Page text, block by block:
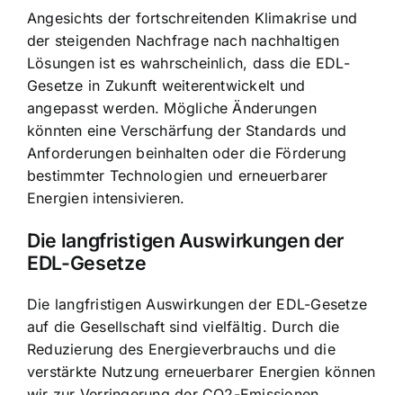
Angesichts der fortschreitenden Klimakrise und
der steigenden Nachfrage nach nachhaltigen
Lösungen ist es wahrscheinlich, dass die EDL-
Gesetze in Zukunft weiterentwickelt und
angepasst werden. Mögliche Änderungen
könnten eine Verschärfung der Standards und
Anforderungen beinhalten oder die Förderung
bestimmter Technologien und erneuerbarer
Energien intensivieren.
Die langfristigen Auswirkungen der
EDL-Gesetze
Die langfristigen Auswirkungen der EDL-Gesetze
auf die Gesellschaft sind vielfältig. Durch die
Reduzierung des Energieverbrauchs und die
verstärkte Nutzung erneuerbarer Energien können